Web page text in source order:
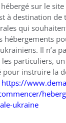
sur le site
à destination de
qui
hébergements
Il n’a
particuliers,
pour instruire la
https://
ukraine